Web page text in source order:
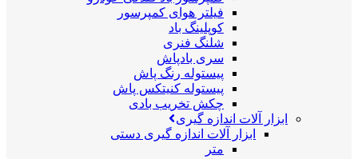
فیلتر هوای کمپرسور
کوپلینگ باد
شلنگ فنری
سری بادپاش
پیستوله رنگ پاش
پیستوله کنیتکس پاش
چکش تخریب بادی
ابزار آلات اندازه گیری
ابزار آلات اندازه گیری دستی
متر